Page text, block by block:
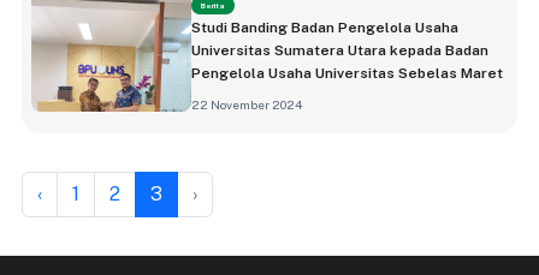
Berita
Studi Banding Badan Pengelola Usaha
Universitas Sumatera Utara kepada Badan
Pengelola Usaha Universitas Sebelas Maret
22 November 2024
‹ 1 2 3 ›